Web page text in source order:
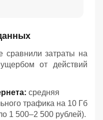
сравнили затраты на
от действий
средняя
трафика на 10 Гб
1 500–2 500 рублей).